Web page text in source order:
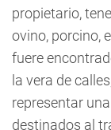
propietario,
ovino, porcino,
fuere
la vera de
representar
destinados al